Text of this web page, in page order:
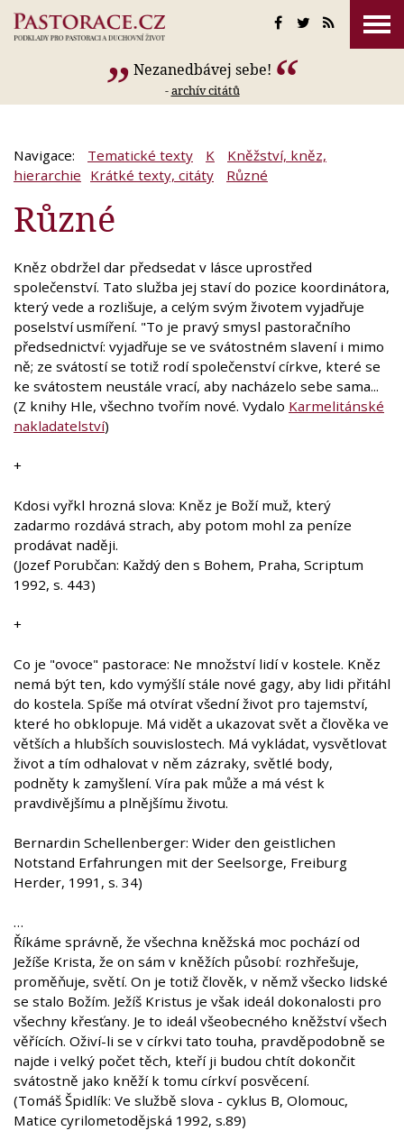
Nezanedbávej sebe!
-archív citátů
Navigace: Tematické texty K
Kněžství, kněz,
hierarchie Krátké texty, citáty Různé
Různé
Kněz obdržel dar předsedat v lásce uprostřed
společenství. Tato služba jej staví do pozice koordinátora,
který vede a rozlišuje, a celým svým životem vyjadřuje
poselství usmíření. "To je pravý smysl pastoračního
předsednictví: vyjadřuje se ve svátostném slavení i mimo
ně; ze svátostí se totiž rodí společenství církve, které se
ke svátostem neustále vrací, aby nacházelo sebe sama...
(Z knihy Hle, všechno tvořím nové. Vydalo Karmelitánské
nakladatelství)
+
Kdosi vyřkl hrozná slova: Kněz je Boží muž, který
zadarmo rozdává strach, aby potom mohl za peníze
prodávat naději.
(Jozef Porubčan: Každý den s Bohem, Praha, Scriptum
1992, s. 443)
+
Co je "ovoce" pastorace: Ne množství lidí v kostele. Kněz
nemá být ten, kdo vymýšlí stále nové gagy, aby lidi přitáhl
do kostela. Spíše má otvírat všední život pro tajemství,
které ho obklopuje. Má vidět a ukazovat svět a člověka ve
větších a hlubších souvislostech. Má vykládat, vysvětlovat
život a tím odhalovat v něm zázraky, světlé body,
podněty k zamyšlení. Víra pak může a má vést k
pravdivějšímu a plnějšímu životu.
Bernardin Schellenberger: Wider den geistlichen
Notstand Erfahrungen mit der Seelsorge, Freiburg
Herder, 1991, s. 34)
…
Říkáme správně, že všechna kněžská moc pochází od
Ježíše Krista, že on sám v kněžích působí: rozhřešuje,
proměňuje, světí. On je totiž člověk, v němž všecko lidské
se stalo Božím. Ježíš Kristus je však ideál dokonalosti pro
všechny křesťany. Je to ideál všeobecného kněžství všech
věřících. Oživí-li se v církvi tato touha, pravděpodobně se
najde i velký počet těch, kteří ji budou chtít dokončit
svátostně jako kněží k tomu církví posvěcení.
(Tomáš Špidlík: Ve službě slova - cyklus B, Olomouc,
Matice cyrilometodějská 1992, s.89)